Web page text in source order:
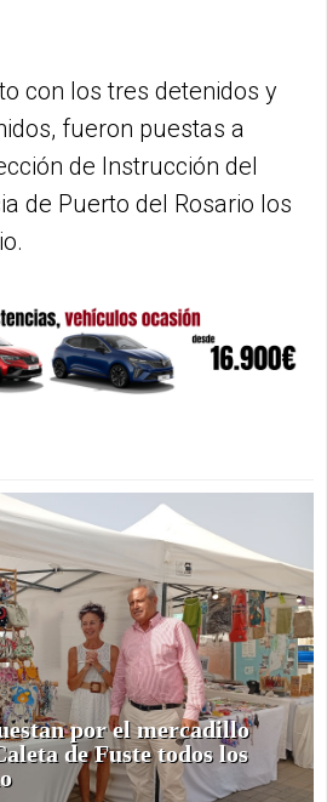
con los tres detenidos y
fueron puestas a
de Instrucción del
de Puerto del Rosario los
por el mercadillo
de Fuste todos los